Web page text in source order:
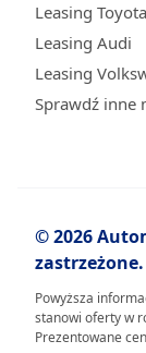
Leasing Toyota
Leasing Audi
Leasing
Sprawdź inne
© 2026
zastrzeżone.
Powyższa
stanowi oferty w
Prezentowane